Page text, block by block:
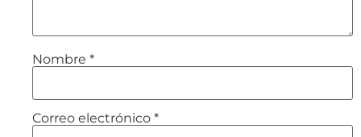
Nombre *
Correo electrónico *